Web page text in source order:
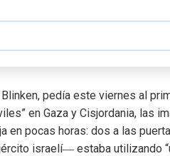
pedía este viernes al
en Gaza y Cisjordania, las
en pocas horas: dos a las
israelí― estaba utilizando